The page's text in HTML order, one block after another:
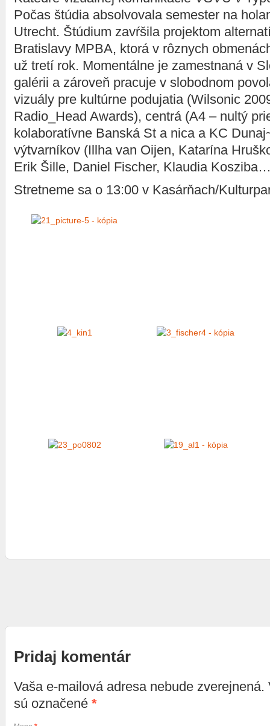
Počas štúdia absolvovala semester na
Utrecht. Štúdium zavŕšila projektom
Bratislavy MPBA, ktorá v rôznych
už tretí rok. Momentálne je zamestnaná v
galérii a zároveň pracuje v slobodnom
vizuály pre kultúrne podujatia (Wilsonic
Radio_Head Awards), centrá (A4 – nultý
kolaboratívne Banská St a nica a KC
výtvarníkov (Illha van Oijen, Katarína
Erik Šille, Daniel Fischer, Klaudia
Stretneme sa o 13:00 v Kasárňach/
Pridaj komentár
Vaša e-mailová adresa nebude zverejnená.
sú označené *